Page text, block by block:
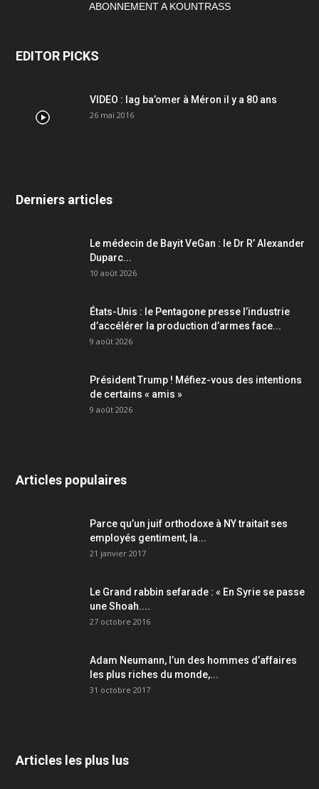
ABONNEMENT A KOUNTRASS
EDITOR PICKS
VIDEO : lag ba’omer à Méron il y a 80 ans
26 mai 2016
Derniers articles
Le médecin de Bayit VeGan : le Dr R’ Alexander
Duparc...
10 août 2026
États-Unis : le Pentagone presse l’industrie
d’accélérer la production d’armes face...
9 août 2026
Président Trump ! Méfiez-vous des intentions
de certains « amis »
9 août 2026
Articles populaires
Parce qu’un juif orthodoxe à NY traitait ses
employés gentiment, la...
21 janvier 2017
Le Grand rabbin sefarade : « En Syrie se passe
une Shoah....
27 octobre 2016
Adam Neumann, l’un des hommes d’affaires
les plus riches du monde,...
31 octobre 2017
Articles les plus lus